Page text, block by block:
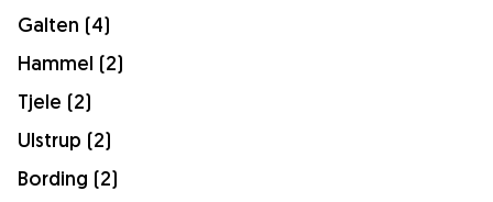
Galten (4)
Hammel (2)
Tjele (2)
Ulstrup (2)
Bording (2)